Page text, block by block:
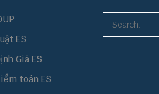
ES
Giá ES
toán ES